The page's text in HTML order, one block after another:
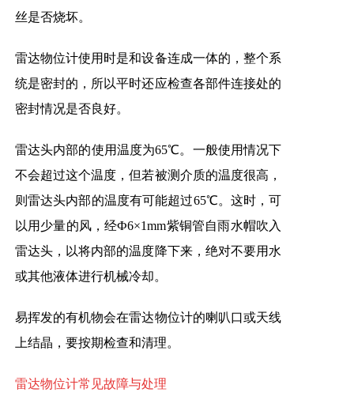
丝是否烧坏。
雷达物位计使用时是和设备连成一体的，整个系
统是密封的，所以平时还应检查各部件连接处的
密封情况是否良好。
雷达头内部的使用温度为65℃。一般使用情况下
不会超过这个温度，但若被测介质的温度很高，
则雷达头内部的温度有可能超过65℃。这时，可
以用少量的风，经Ф6×1mm紫铜管自雨水帽吹入
雷达头，以将内部的温度降下来，绝对不要用水
或其他液体进行机械冷却。
易挥发的有机物会在雷达物位计的喇叭口或天线
上结晶，要按期检查和清理。
雷达物位计常见故障与处理